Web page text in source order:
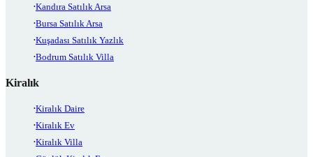
Kandıra Satılık Arsa
Bursa Satılık Arsa
Kuşadası Satılık Yazlık
Bodrum Satılık Villa
Kiralık
Kiralık Daire
Kiralık Ev
Kiralık Villa